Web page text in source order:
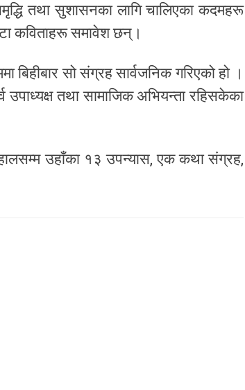
तथा सुशासनका लागि चालिएका कदमहरू
कविताहरू समावेश छन्।
बिहीबार सो संग्रह सार्वजनिक गरिएको हो ।
तथा सामाजिक अभियन्ता रहिसकेका
उहाँका १३ उपन्यास, एक कथा संग्रह,